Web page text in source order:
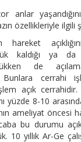
anlar
özellikleriyle ilgili
hareket
kaldığı ya da
de
cerrahi
açık
yüzde 8-10
ameliyat öncesi
bu durumu
10 yıllık Ar-Ge